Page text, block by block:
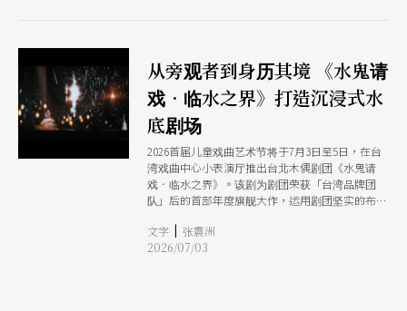
从旁观者到身历其境 《水鬼请
戏．临水之界》打造沉浸式水
底剧场
2026首届儿童戏曲艺术节将于7月3日至5日，在台
湾戏曲中心小表演厅推出台北木偶剧团《水鬼请
戏．临水之界》。该剧为剧团荣获「台湾品牌团
队」后的首部年度旗舰大作，运用剧团坚实的布袋
再度跨界至科技艺术与沉浸式剧场体验，透过即时
运算影像、动画投影、雷射光幕，打造水底与阴阳
文字 | 张震洲
2026/07/03